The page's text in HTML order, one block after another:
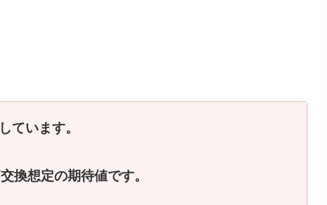
ています。
換想定の期待値です。